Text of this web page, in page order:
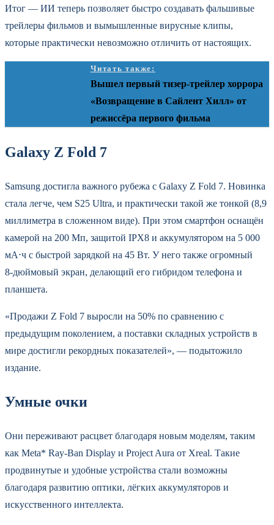
Итог — ИИ теперь позволяет быстро создавать фальшивые
трейлеры фильмов и вымышленные вирусные клипы,
которые практически невозможно отличить от настоящих.
Читать также:
Вышел первый тизер-трейлер хоррора
«Возвращение в Сайлент Хилл» от
режиссёра первого фильма
Galaxy Z Fold 7
Samsung достигла важного рубежа с Galaxy Z Fold 7. Новинка
стала легче, чем S25 Ultra, и практически такой же тонкой (8,9
миллиметра в сложенном виде). При этом смартфон оснащён
камерой на 200 Мп, защитой IPX8 и аккумулятором на 5 000
мА⋅ч с быстрой зарядкой на 45 Вт. У него также огромный
8‑дюймовый экран, делающий его гибридом телефона и
планшета.
«Продажи Z Fold 7 выросли на 50% по сравнению с
предыдущим поколением, а поставки складных устройств в
мире достигли рекордных показателей», — подытожило
издание.
Умные очки
Они переживают расцвет благодаря новым моделям, таким
как Meta* Ray-Ban Display и Project Aura от Xreal. Такие
продвинутые и удобные устройства стали возможны
благодаря развитию оптики, лёгких аккумуляторов и
искусственного интеллекта.